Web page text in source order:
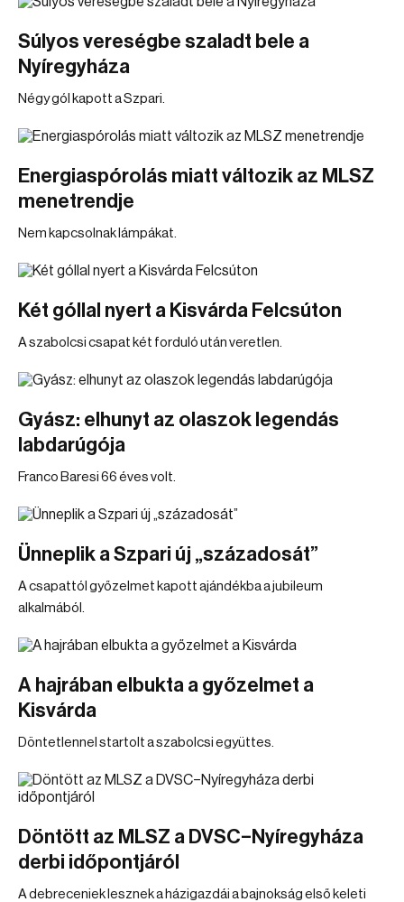
Súlyos vereségbe szaladt bele a
Nyíregyháza
Négy gól kapott a Szpari.
Energiaspórolás miatt változik az MLSZ
menetrendje
Nem kapcsolnak lámpákat.
Két góllal nyert a Kisvárda Felcsúton
A szabolcsi csapat két forduló után veretlen.
Gyász: elhunyt az olaszok legendás
labdarúgója
Franco Baresi 66 éves volt.
Ünneplik a Szpari új „századosát”
A csapattól győzelmet kapott ajándékba a jubileum
alkalmából.
A hajrában elbukta a győzelmet a
Kisvárda
Döntetlennel startolt a szabolcsi együttes.
Döntött az MLSZ a DVSC–Nyíregyháza
derbi időpontjáról
A debreceniek lesznek a házigazdái a bajnokság első keleti